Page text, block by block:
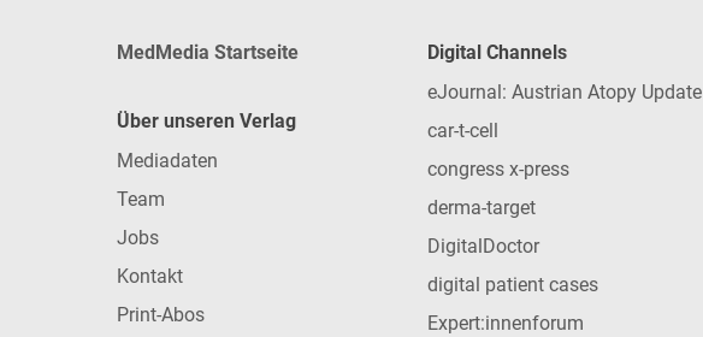
MedMedia Startseite
Über unseren Verlag
Mediadaten
Team
Jobs
Kontakt
Print-Abos
Digital Channels
eJournal: Austrian Atopy Update
car-t-cell
congress x-press
derma-target
DigitalDoctor
digital patient cases
Expert:innenforum